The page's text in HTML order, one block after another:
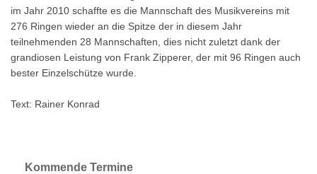
im Jahr 2010 schaffte es die Mannschaft des Musikvereins mit
276 Ringen wieder an die Spitze der in diesem Jahr
teilnehmenden 28 Mannschaften, dies nicht zuletzt dank der
grandiosen Leistung von Frank Zipperer, der mit 96 Ringen auch
bester Einzelschütze wurde.
Text: Rainer Konrad
Kommende Termine